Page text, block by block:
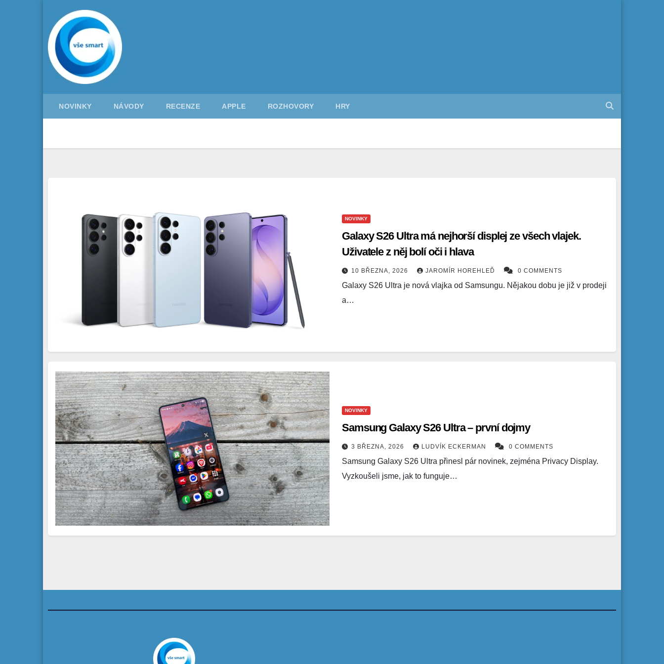
content
NOVINKY NÁVODY RECENZE APPLE ROZHOVORY HRY
NOVINKY
Galaxy S26 Ultra má nejhorší displej ze všech vlajek.
Uživatele z něj bolí oči i hlava
10 BŘEZNA, 2026 JAROMÍR HOREHLEĎ 0 COMMENTS
Galaxy S26 Ultra je nová vlajka od Samsungu. Nějakou dobu je již v prodeji
a…
NOVINKY
Samsung Galaxy S26 Ultra – první dojmy
3 BŘEZNA, 2026 LUDVÍK ECKERMAN 0 COMMENTS
Samsung Galaxy S26 Ultra přinesl pár novinek, zejména Privacy Display.
Vyzkoušeli jsme, jak to funguje…